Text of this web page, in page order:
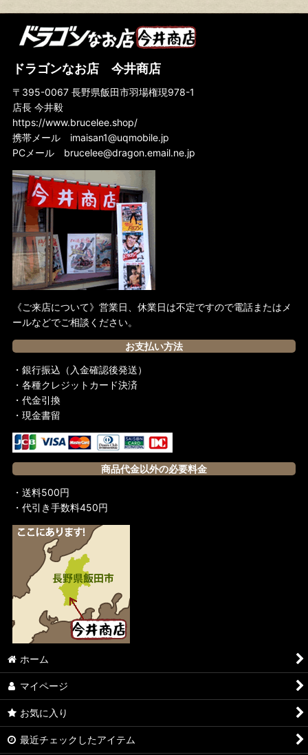
ドラゴンなお店 今井商店
〒395-0067 長野県飯田市羽場権現978-1
店長 今井毅
https://www.brucelee.shop/
携帯メール imaisan1@uqmobile.jp
PCメール brucelee@dragon.email.ne.jp
《ご来店について》営業日、休業日は不定ですので電話またはメ
ールなどでご相談ください。
お支払い方法
・銀行振込（入金確認後発送）
・各種クレジットカード決済
・代金引換
・現金書留
商品代金以外の必要料金
・送料500円
・代引き手数料450円
ホーム
マイページ
お気に入り
最近チェックしたアイテム